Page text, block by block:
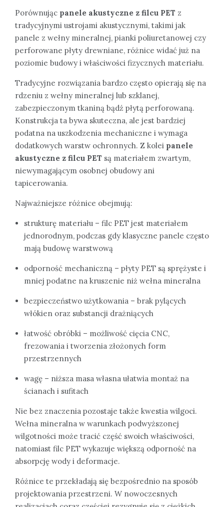
Porównując panele akustyczne z filcu PET z
tradycyjnymi ustrojami akustycznymi, takimi jak
panele z wełny mineralnej, pianki poliuretanowej czy
perforowane płyty drewniane, różnice widać już na
poziomie budowy i właściwości fizycznych materiału.
Tradycyjne rozwiązania bardzo często opierają się na
rdzeniu z wełny mineralnej lub szklanej,
zabezpieczonym tkaniną bądź płytą perforowaną.
Konstrukcja ta bywa skuteczna, ale jest bardziej
podatna na uszkodzenia mechaniczne i wymaga
dodatkowych warstw ochronnych. Z kolei panele
akustyczne z filcu PET są materiałem zwartym,
niewymagającym osobnej obudowy ani
tapicerowania.
Najważniejsze różnice obejmują:
strukturę materiału – filc PET jest materiałem
jednorodnym, podczas gdy klasyczne panele często
mają budowę warstwową
odporność mechaniczną – płyty PET są sprężyste i
mniej podatne na kruszenie niż wełna mineralna
bezpieczeństwo użytkowania – brak pylących
włókien oraz substancji drażniących
łatwość obróbki – możliwość cięcia CNC,
frezowania i tworzenia złożonych form
przestrzennych
wagę – niższa masa własna ułatwia montaż na
ścianach i sufitach
Nie bez znaczenia pozostaje także kwestia wilgoci.
Wełna mineralna w warunkach podwyższonej
wilgotności może tracić część swoich właściwości,
natomiast filc PET wykazuje większą odporność na
absorpcję wody i deformacje.
Różnice te przekładają się bezpośrednio na sposób
projektowania przestrzeni. W nowoczesnych